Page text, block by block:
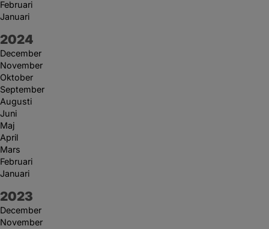
Februari
Januari
År:
2024
December
November
Oktober
September
Augusti
Juni
Maj
April
Mars
Februari
Januari
År:
2023
December
November